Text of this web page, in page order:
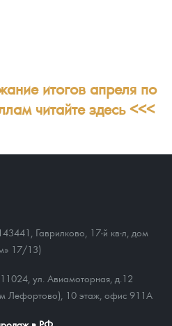
итогов апреля по
читайте здесь <<<
Гаврилково, 17-й кв-л, дом
17/13)
ул. Авиамоторная, д.12
Лефортово), 10 этаж, офис 911А